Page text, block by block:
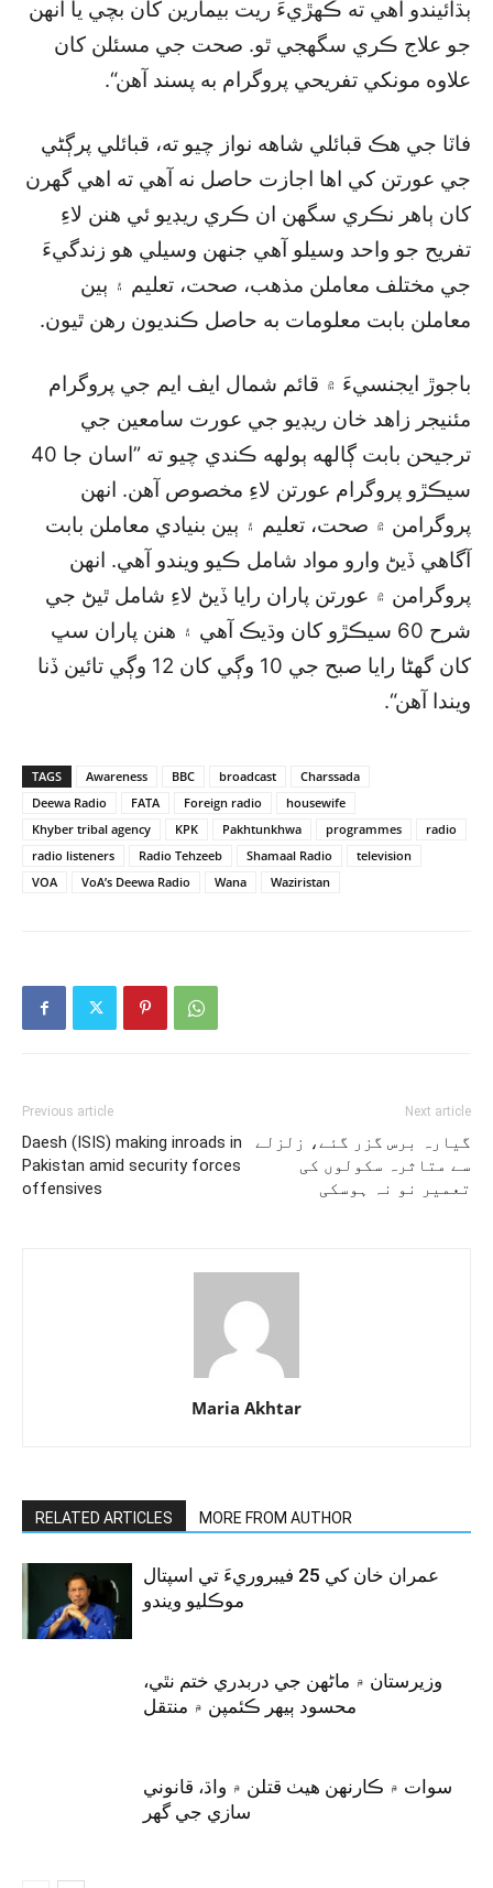
ٻڌائيندو آهي ته ڪهڙيءَ ريت بيمارين کان بچي يا انهن
جو علاج ڪري سگھجي ٿو. صحت جي مسئلن کان
علاوه مونکي تفريحي پروگرام به پسند آهن“.
فاٽا جي هڪ قبائلي شاهه نواز چيو ته، قبائلي پرڳڻي
جي عورتن کي اها اجازت حاصل نه آهي ته اهي گھرن
کان ٻاهر نڪري سگھن ان ڪري ريڊيو ئي هنن لاءِ
تفريح جو واحد وسيلو آهي جنهن وسيلي هو زندگيءَ
جي مختلف معاملن مذهب، صحت، تعليم ۽ ٻين
معاملن بابت معلومات به حاصل ڪنديون رهن ٿيون.
باجوڙ ايجنسيءَ ۾ قائم شمال ايف ايم جي پروگرام
مئنيجر زاهد خان ريڊيو جي عورت سامعين جي
ترجيحن بابت ڳالهه ٻولهه ڪندي چيو ته ”اسان جا 40
سيڪڙو پروگرام عورتن لاءِ مخصوص آهن. انهن
پروگرامن ۾ صحت، تعليم ۽ ٻين بنيادي معاملن بابت
آگاهي ڏيڻ وارو مواد شامل ڪيو ويندو آهي. انهن
پروگرامن ۾ عورتن پاران رايا ڏيڻ لاءِ شامل ٿيڻ جي
شرح 60 سيڪڙو کان وڌيڪ آهي ۽ هنن پاران سڀ
کان گھڻا رايا صبح جي 10 وڳي کان 12 وڳي تائين ڏنا
ويندا آهن“.
TAGS Awareness BBC broadcast
Charssada
Deewa Radio
FATA Foreign radio
housewife
Khyber tribal agency
KPK Pakhtunkhwa programmes
radio
radio listeners
Radio Tehzeeb Shamaal Radio
television
VOA
VoA’s Deewa Radio Wana Waziristan
Previous article
Daesh (ISIS) making inroads in
Pakistan amid security forces
offensives
Next article
گیارہ برس گزر گئے، زلزلے
سے متاثرہ سکولوں کی
تعمیر نو نہ ہوسکی
Maria Akhtar
RELATED ARTICLES MORE FROM AUTHOR
عمران خان کي 25 فيبروريءَ تي اسپتال
موڪليو ويندو
وزيرستان ۾ ماڻهن جي دربدري ختم نٿي،
محسود ٻيهر ڪئمپن ۾ منتقل
سوات ۾ ڪارنهن هيٺ قتلن ۾ واڌ، قانوني
سازي جي گهر